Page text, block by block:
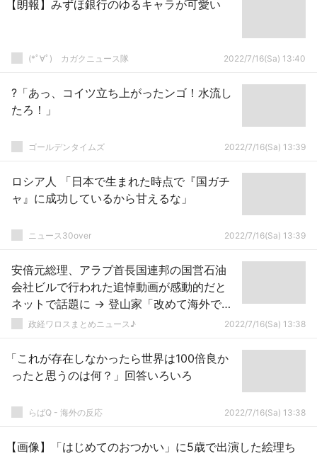
【朗報】みずほ銀行のゆるキャラが可愛い
(*ﾟ∀ﾟ)ゞカガクニュース隊 2022/7/16(Sa) 13:40
?「あっ、コイツ立ち上がったンゴ！水流し
たろ！」
ゴールデンタイムズ 2022/7/16(Sa) 13:39
ロシア人 「日本で生まれた時点で『国ガチ
ャ』に成功しているから甘えるな」
ニュース30over 2022/7/16(Sa) 13:39
安倍元総理、アラブ首長国連邦の国営石油
会社ビルで行われた追悼動画が感動的だと
ネットで話題に → 登山家「改めて海外でも
高く評価されていた事が伝わってきます」
政経ワロスまとめニュース♪ 2022/7/16(Sa) 13:38
「これが存在しなかったら世界は100倍良か
ったと思うのは何？」回答いろいろ
らばQ - 海外の反応 2022/7/16(Sa) 13:38
【画像】「はじめてのおつかい」に5歳で出演した絵理ち